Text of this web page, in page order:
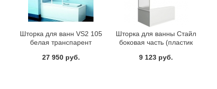
Шторка для ванн VS2 105
белая транспарент
27 950 руб.
Шторка для ванны Стайл
боковая часть (пластик
9 123 руб.